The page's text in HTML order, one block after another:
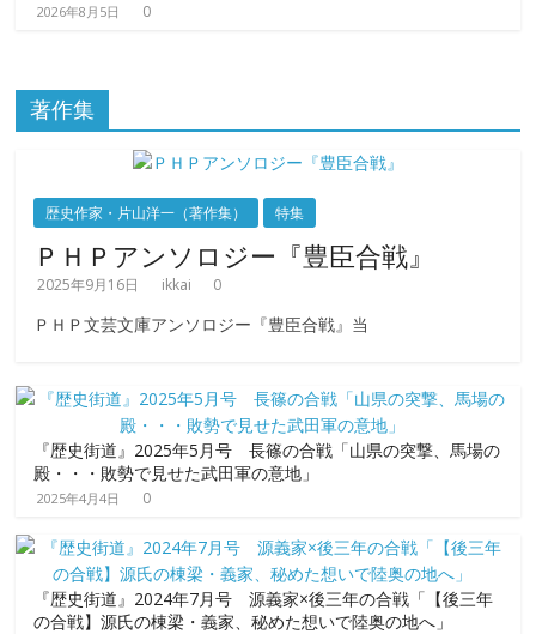
2026年8月5日 0
著作集
歴史作家・片山洋一（著作集） 特集
ＰＨＰアンソロジー『豊臣合戦』
2025年9月16日 ikkai 0
ＰＨＰ文芸文庫アンソロジー『豊臣合戦』当
『歴史街道』2025年5月号 長篠の合戦「山県の突撃、馬場の
殿・・・敗勢で見せた武田軍の意地」
2025年4月4日 0
『歴史街道』2024年7月号 源義家×後三年の合戦「【後三年
の合戦】源氏の棟梁・義家、秘めた想いで陸奥の地へ」